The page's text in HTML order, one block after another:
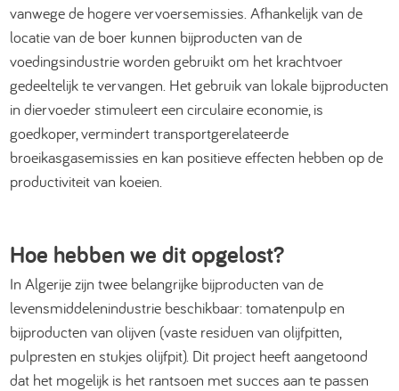
vanwege de hogere vervoersemissies. Afhankelijk van de
locatie van de boer kunnen bijproducten van de
voedingsindustrie worden gebruikt om het krachtvoer
gedeeltelijk te vervangen. Het gebruik van lokale bijproducten
in diervoeder stimuleert een circulaire economie, is
goedkoper, vermindert transportgerelateerde
broeikasgasemissies en kan positieve effecten hebben op de
productiviteit van koeien.
Hoe hebben we dit opgelost?
In Algerije zijn twee belangrijke bijproducten van de
levensmiddelenindustrie beschikbaar: tomatenpulp en
bijproducten van olijven (vaste residuen van olijfpitten,
pulpresten en stukjes olijfpit). Dit project heeft aangetoond
dat het mogelijk is het rantsoen met succes aan te passen